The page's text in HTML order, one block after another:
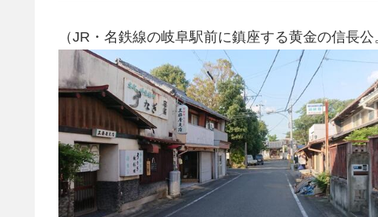
（JR・名鉄線の岐阜駅前に鎮座する黄金の信長